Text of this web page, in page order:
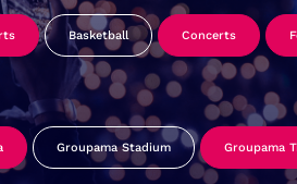
Basketball Concerts
Groupama Stadium Groupama